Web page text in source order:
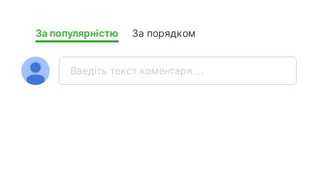
За популярністю За порядком